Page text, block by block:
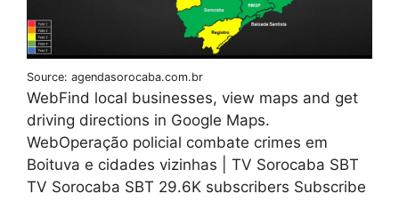
Source: agendasorocaba.com.br
WebFind local businesses, view maps and get
driving directions in Google Maps.
WebOperação policial combate crimes em
Boituva e cidades vizinhas | TV Sorocaba SBT
TV Sorocaba SBT 29.6K subscribers Subscribe